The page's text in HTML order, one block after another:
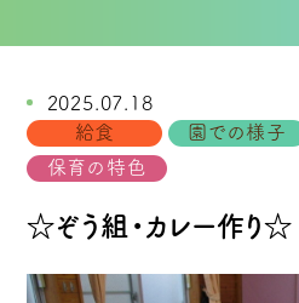
2025.07.18
給食
園での様子
保育の特色
☆ぞう組・カレー作り☆